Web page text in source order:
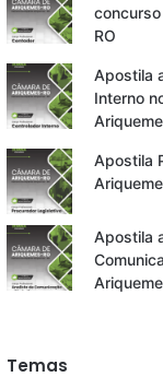
RO
Apostila
Interno
Apostila
Apostila
Temas